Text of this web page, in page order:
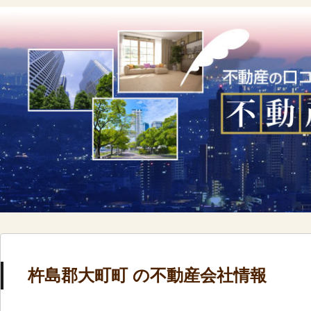
杵島郡大町町 の不動産会社情報